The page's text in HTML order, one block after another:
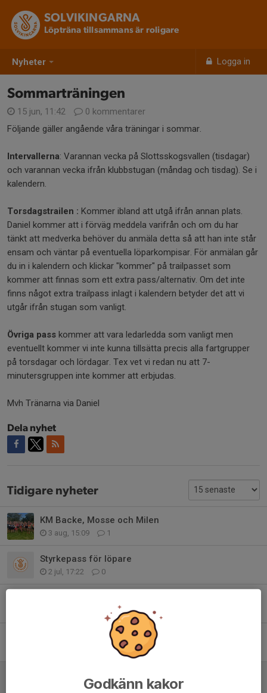
Nyheter Logga in
SOLVIKINGARNA
Löpträna tillsammans är roligare
Sommarträningen
15 jun, 11:42
0 kommentarer
Följande gäller angående våra träningar i sommar.
Intervallerna: Varannan vecka på Slottsskogsvallen (tisdagar)
och varannan vecka ifrån klubbstugan (måndag och tisdag). Se i
kalendern.
Torsdagstrailen : Kommer ibland att utgå ifrån annan plats.
Daniel kommer att i förväg meddela varifrån och om du har
tänkt att medverka behöver du anmäla detta så att han inte står
ensam och väntar på eventuella löparkompisar. För anmälan går
du in i kalendern och klickar "kommer" på trailpasset som
kommer att finnas som ett extra pass/alternativ. Om det inte
finns något extra trailpass inlagt i kalendern betyder det att vi
utgår ifrån stugan som vanligt.
Övriga pass kommer att vara ledarledda som vanligt men
eventuellt kommer vi inte kunna tillsätta precis alla fartgrupper
på torsdagar och lördagar. Tex vet vi redan nu att 7-
minutersgruppen inte kommer att erbjudas.
Mvh Tränarna via Daniel
Dela nyhet
Tidigare nyheter
KM Backe, Mosse och Milen
3 aug, 15:09 1
Styrkepass för löpare
2 jul, 17:22 0
0
50 % rabatt Folksam Grand Prix
15 jun, 11:42 0
Godkänn kakor